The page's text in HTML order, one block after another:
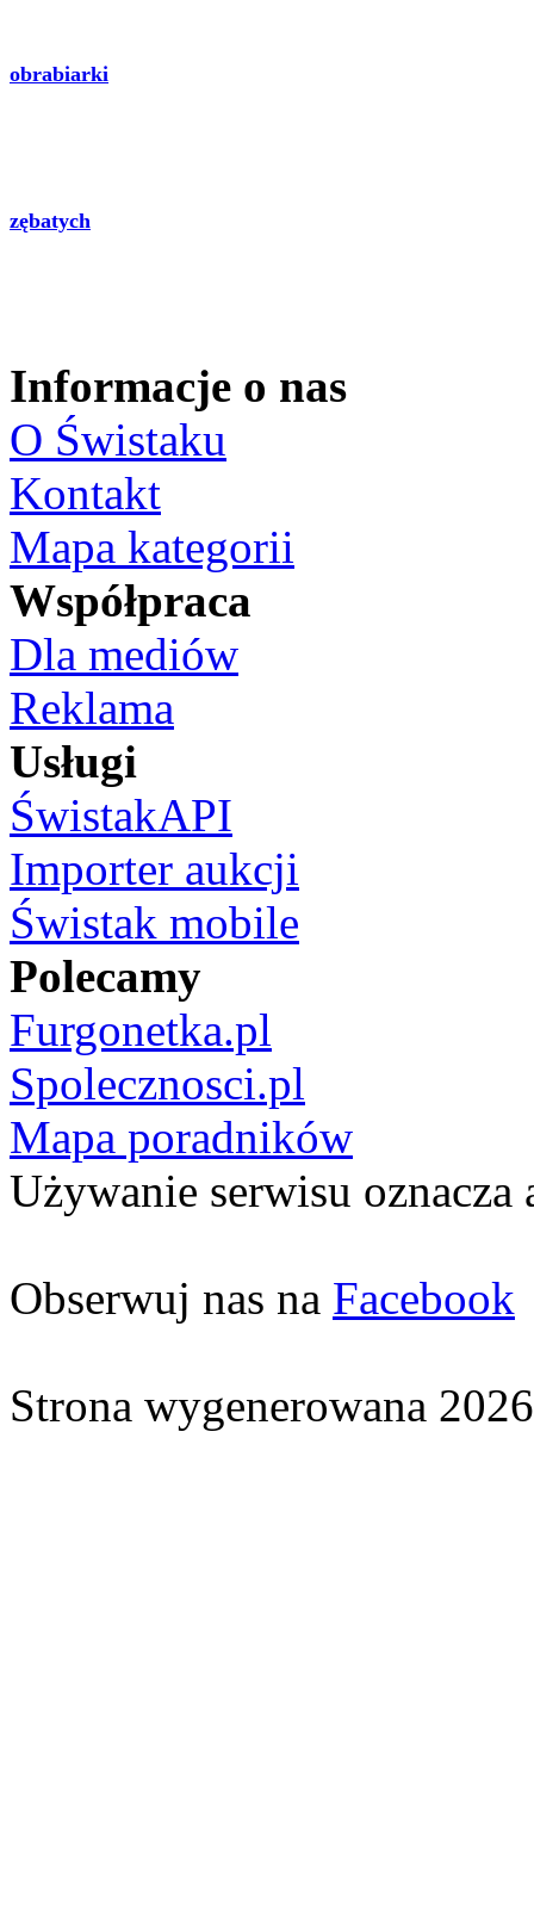
obrabiarki
zębatych
Informacje o nas
O Świstaku
Kontakt
Mapa kategorii
Współpraca
Dla mediów
Reklama
Usługi
ŚwistakAPI
Importer aukcji
Świstak mobile
Polecamy
Furgonetka.pl
Spolecznosci.pl
Mapa poradników
Używanie serwisu oznacza
Obserwuj nas na Facebook
Strona wygenerowana